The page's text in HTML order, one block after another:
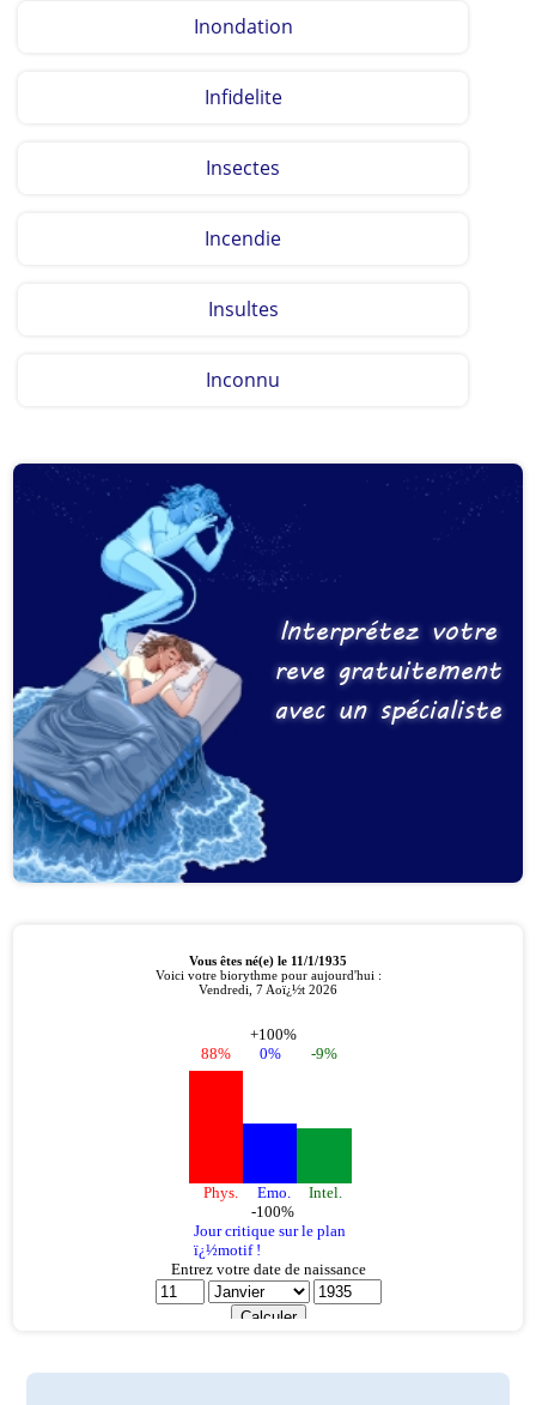
Inondation
Infidelite
Insectes
Incendie
Insultes
Inconnu
Interprétez votre
reve gratuitement
avec un spécialiste